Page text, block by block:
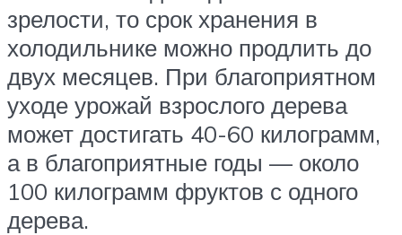
зрелости, то срок хранения в
холодильнике можно продлить до
двух месяцев. При благоприятном
уходе урожай взрослого дерева
может достигать 40-60 килограмм,
а в благоприятные годы — около
100 килограмм фруктов с одного
дерева.